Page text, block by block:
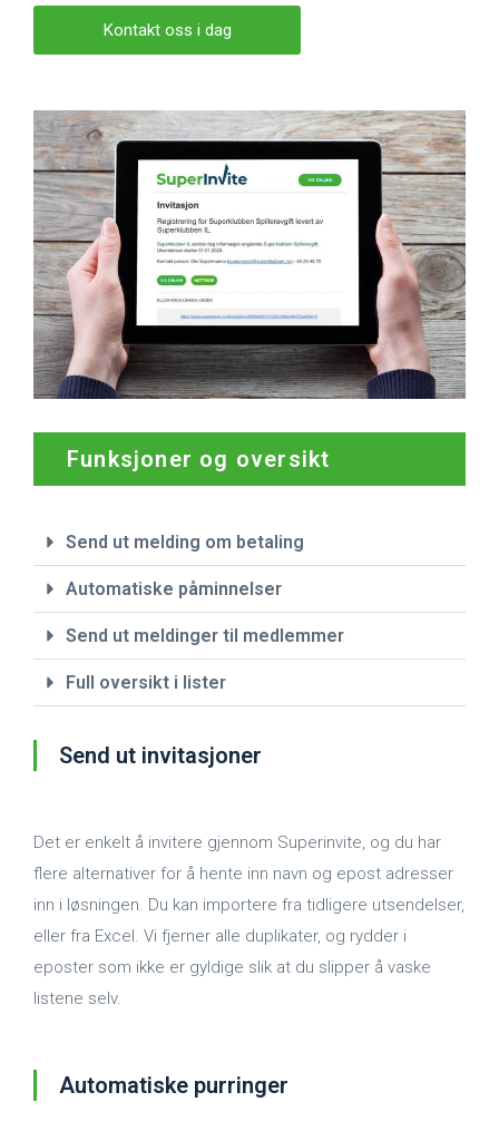
Kontakt oss i dag
Funksjoner og oversikt
Send ut melding om betaling
Automatiske påminnelser
Send ut meldinger til medlemmer
Full oversikt i lister
Send ut invitasjoner
Det er enkelt å invitere gjennom Superinvite, og du har
flere alternativer for å hente inn navn og epost adresser
inn i løsningen. Du kan importere fra tidligere utsendelser,
eller fra Excel. Vi fjerner alle duplikater, og rydder i
eposter som ikke er gyldige slik at du slipper å vaske
listene selv.
Automatiske purringer